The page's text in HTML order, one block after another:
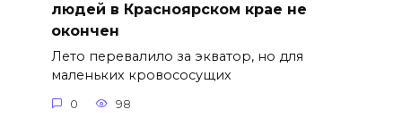
людей в Красноярском крае не
окончен
Лето перевалило за экватор, но для
маленьких кровососущих
0 98